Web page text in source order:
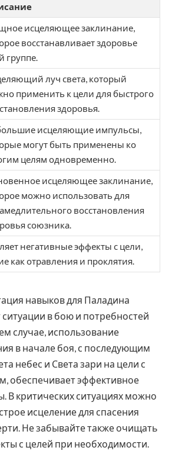
исцеляющее заклинание,
восстанавливает здоровье
группе.
луч света, который
применить к цели для быстрого
здоровья.
исцеляющие импульсы,
могут быть применены ко
целям одновременно.
исцеляющее заклинание,
можно использовать для
восстановления
союзника.
негативные эффекты с цели,
как отравления и проклятия.
навыков для Паладина
ситуации в бою и потребностей
случае, использование
в начале боя, с последующим
небес и Света зари на цели с
обеспечивает эффективное
В критических ситуациях можно
исцеление для спасения
Не забывайте также очищать
с целей при необходимости.